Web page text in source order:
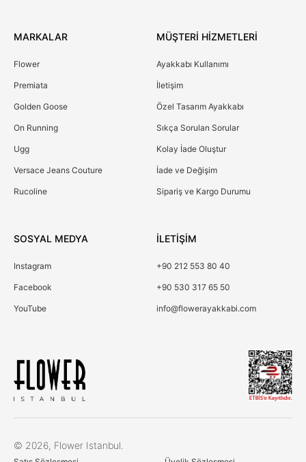
MARKALAR
Flower
Premiata
Golden Goose
On Running
Ugg
Versace Jeans Couture
Rucoline
MÜŞTERİ HİZMETLERİ
Ayakkabı Kullanımı
İletişim
Özel Tasarım Ayakkabı
Sıkça Sorulan Sorular
Kolay İade Oluştur
İade ve Değişim
Sipariş ve Kargo Durumu
SOSYAL MEDYA
Instagram
Facebook
YouTube
İLETİŞİM
+90 212 553 80 40
+90 530 317 65 50
info@flowerayakkabi.com
© 2026, Flower Istanbul.
Çerez Kullanımı
Birinci ve üçüncü kişi çerezlerini analiz amacıyla,